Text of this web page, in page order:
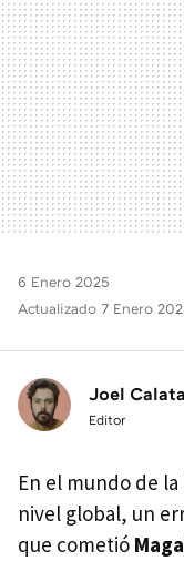
6 Enero 2025
Actualizado 7 Enero
Joel Calata
Editor
En el mundo de
nivel global, un
que cometió